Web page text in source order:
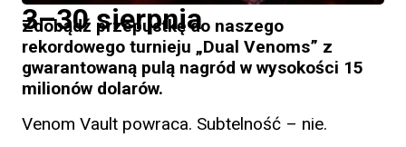
3–30 sierpnia
Zdobądź przepustkę do naszego
rekordowego turnieju „Dual Venoms” z
gwarantowaną pulą nagród w wysokości 15
milionów dolarów.
Venom Vault powraca. Subtelność – nie.